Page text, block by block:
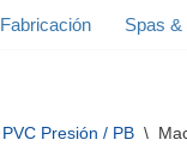
Fabricación Spas &
PVC Presión / PB \